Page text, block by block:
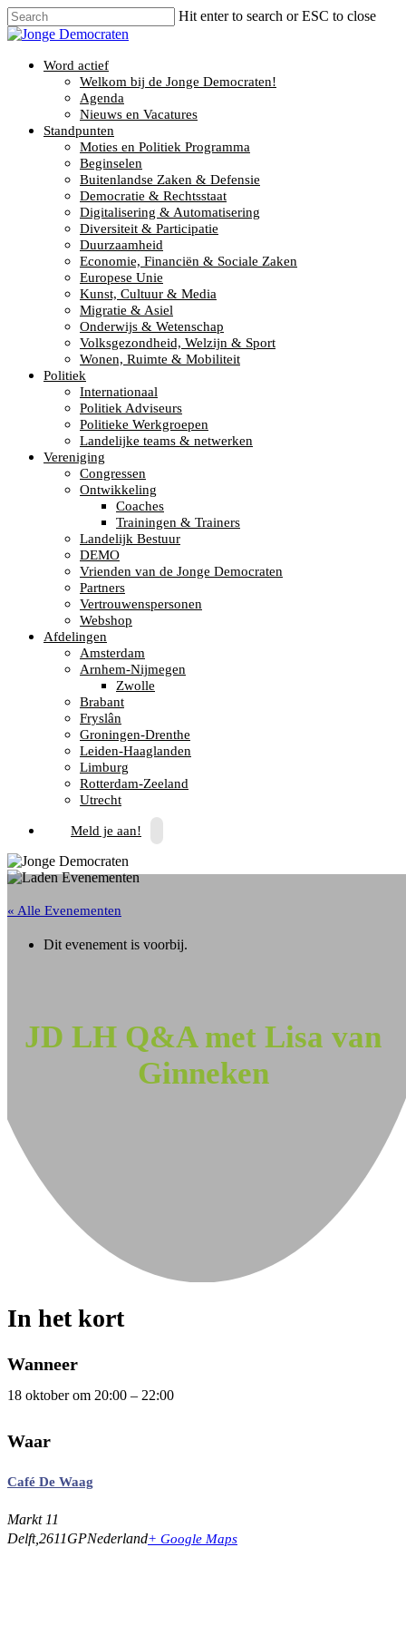
Hit enter to search or ESC to close
Word actief
Welkom bij de Jonge Democraten!
Agenda
Nieuws en Vacatures
Standpunten
Moties en Politiek Programma
Beginselen
Buitenlandse Zaken & Defensie
Democratie & Rechtsstaat
Digitalisering & Automatisering
Diversiteit & Participatie
Duurzaamheid
Economie, Financiën & Sociale Zaken
Europese Unie
Kunst, Cultuur & Media
Migratie & Asiel
Onderwijs & Wetenschap
Volksgezondheid, Welzijn & Sport
Wonen, Ruimte & Mobiliteit
Politiek
Internationaal
Politiek Adviseurs
Politieke Werkgroepen
Landelijke teams & netwerken
Vereniging
Congressen
Ontwikkeling
Coaches
Trainingen & Trainers
Landelijk Bestuur
DEMO
Vrienden van de Jonge Democraten
Partners
Vertrouwenspersonen
Webshop
Afdelingen
Amsterdam
Arnhem-Nijmegen
Zwolle
Brabant
Fryslân
Groningen-Drenthe
Leiden-Haaglanden
Limburg
Rotterdam-Zeeland
Utrecht
Meld je aan!
« Alle Evenementen
Dit evenement is voorbij.
JD LH Q&A met Lisa van
Ginneken
In het kort
Wanneer
18 oktoberom 20:00 – 22:00
Waar
Café De Waag
Markt 11
Delft,2611GPNederland+ Google Maps